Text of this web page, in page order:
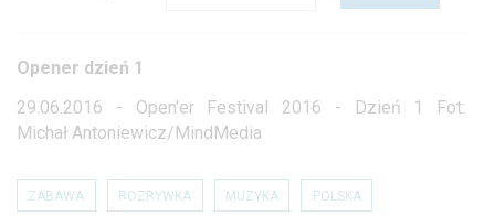
Opener dzień 1
29.06.2016 - Open'er Festival 2016 - Dzień 1 Fot:
Michał Antoniewicz/MindMedia
ZABAWA ROZRYWKA MUZYKA POLSKA